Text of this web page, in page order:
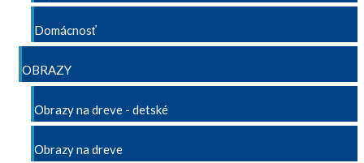
Domácnosť
OBRAZY
Obrazy na dreve - detské
Obrazy na dreve